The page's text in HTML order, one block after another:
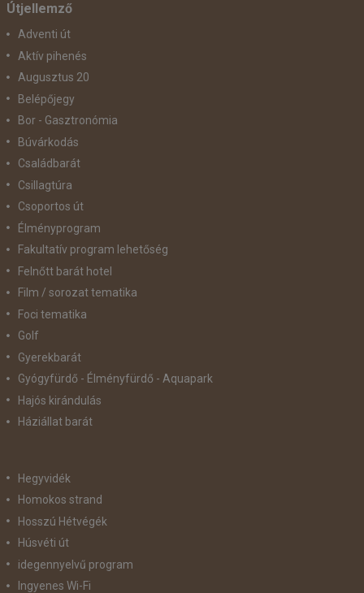
Útjellemző
Adventi út
Aktív pihenés
Augusztus 20
Belépőjegy
Bor - Gasztronómia
Búvárkodás
Családbarát
Csillagtúra
Csoportos út
Élményprogram
Fakultatív program lehetőség
Felnőtt barát hotel
Film / sorozat tematika
Foci tematika
Golf
Gyerekbarát
Gyógyfürdő - Élményfürdő - Aquapark
Hajós kirándulás
Háziállat barát
Hegyvidék
Homokos strand
Hosszú Hétvégék
Húsvéti út
idegennyelvű program
Ingyenes Wi-Fi